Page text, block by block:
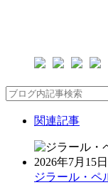
関連記事
ジラール・ペ